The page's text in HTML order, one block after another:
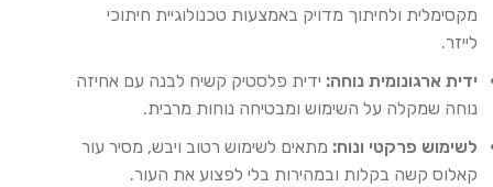
מקסימלית ולחיתוך מדויק באמצעות טכנולוגיית חיתוכי
לייזר.
ידית ארגונומית נוחה: ידית פלסטיק קשיח לבנה עם אחיזה
נוחה שמקלה על השימוש ומבטיחה נוחות מרבית.
לשימוש פרקטי ונוח: מתאים לשימוש רטוב ויבש, מסיר עור
קאלוס קשה בקלות ובמהירות בלי לפצוע את העור.